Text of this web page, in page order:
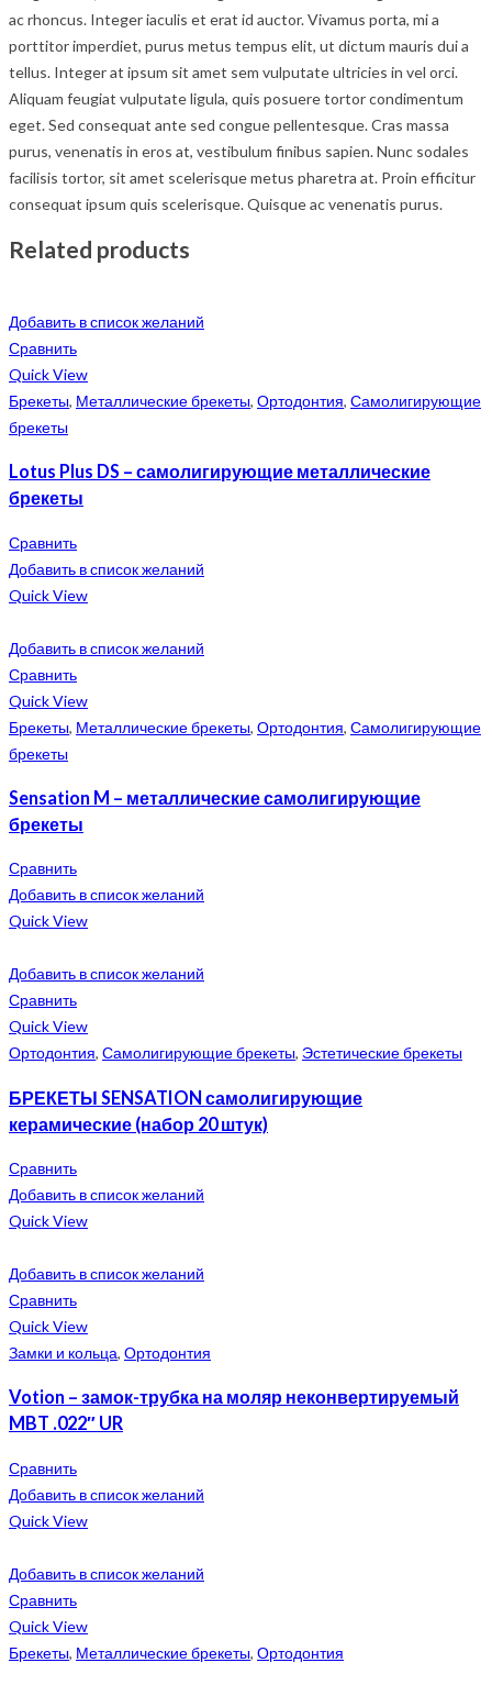
ac rhoncus. Integer iaculis et erat id auctor. Vivamus porta, mi a
porttitor imperdiet, purus metus tempus elit, ut dictum mauris dui a
tellus. Integer at ipsum sit amet sem vulputate ultricies in vel orci.
Aliquam feugiat vulputate ligula, quis posuere tortor condimentum
eget. Sed consequat ante sed congue pellentesque. Cras massa
purus, venenatis in eros at, vestibulum finibus sapien. Nunc sodales
facilisis tortor, sit amet scelerisque metus pharetra at. Proin efficitur
consequat ipsum quis scelerisque. Quisque ac venenatis purus.
Related products
Добавить в список желаний
Сравнить
Quick View
Брекеты, Металлические брекеты, Ортодонтия, Самолигирующие
брекеты
Lotus Plus DS – самолигирующие металлические
брекеты
Сравнить
Добавить в список желаний
Quick View
Добавить в список желаний
Сравнить
Quick View
Брекеты, Металлические брекеты, Ортодонтия, Самолигирующие
брекеты
Sensation M – металлические самолигирующие
брекеты
Сравнить
Добавить в список желаний
Quick View
Добавить в список желаний
Сравнить
Quick View
Ортодонтия, Самолигирующие брекеты, Эстетические брекеты
БРЕКЕТЫ SENSATION самолигирующие
керамические (набор 20 штук)
Сравнить
Добавить в список желаний
Quick View
Добавить в список желаний
Сравнить
Quick View
Замки и кольца, Ортодонтия
Votion – замок-трубка на моляр неконвертируемый
MBT .022″ UR
Сравнить
Добавить в список желаний
Quick View
Добавить в список желаний
Сравнить
Quick View
Брекеты, Металлические брекеты, Ортодонтия